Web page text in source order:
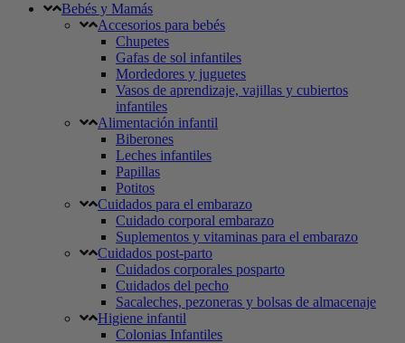
Bebés y Mamás
Accesorios para bebés
Chupetes
Gafas de sol infantiles
Mordedores y juguetes
Vasos de aprendizaje, vajillas y cubiertos
infantiles
Alimentación infantil
Biberones
Leches infantiles
Papillas
Potitos
Cuidados para el embarazo
Cuidado corporal embarazo
Suplementos y vitaminas para el embarazo
Cuidados post-parto
Cuidados corporales posparto
Cuidados del pecho
Sacaleches, pezoneras y bolsas de almacenaje
Higiene infantil
Colonias Infantiles